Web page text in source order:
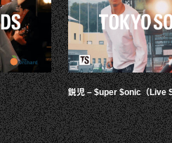
鋭児 – $uper $onic（Live